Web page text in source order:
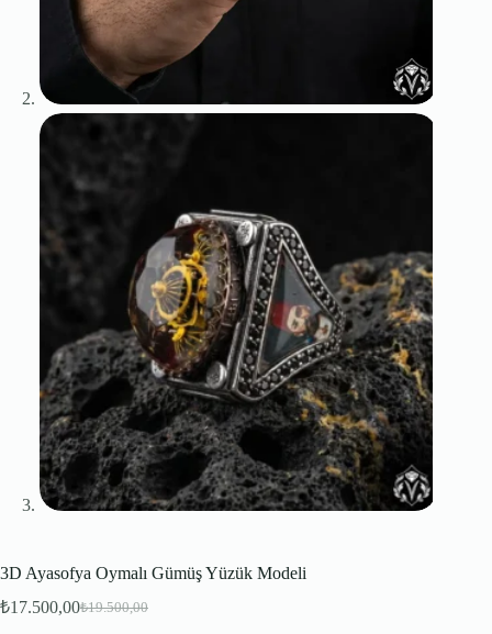
3D Ayasofya Oymalı Gümüş Yüzük Modeli
₺19.500,00
Orijinal
₺17.500,00Şu